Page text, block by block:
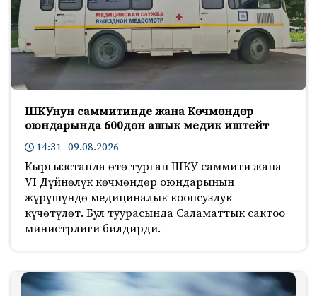
ШКУнун саммитинде жана Көчмөндөр
оюндарында 600дөн ашык медик иштейт
14:31 09.08.2026
Кыргызстанда өтө турган ШКУ саммити жана
VI Дүйнөлүк көчмөндөр оюндарынын
жүрүшүндө медициналык коопсуздук
күчөтүлөт. Бул туурасында Саламаттык сактоо
министрлиги билдирди.